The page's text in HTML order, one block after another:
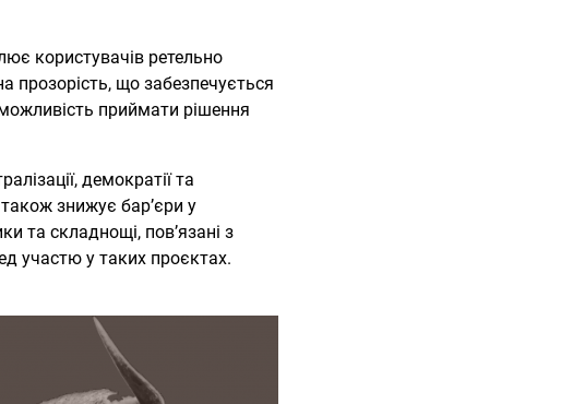
користувачів ретельно
прозорість, що забезпечується
приймати рішення
демократії та
також знижує бар’єри у
та складнощі, пов’язані з
участю у таких проєктах.